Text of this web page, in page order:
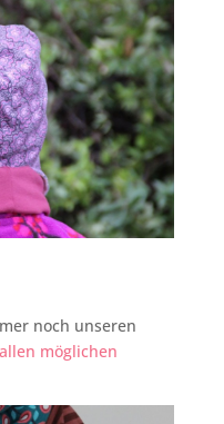
noch unseren
möglichen